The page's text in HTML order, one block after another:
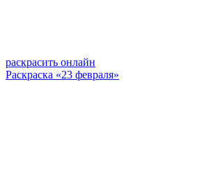
раскрасить онлайн
Раскраска «23 февраля»